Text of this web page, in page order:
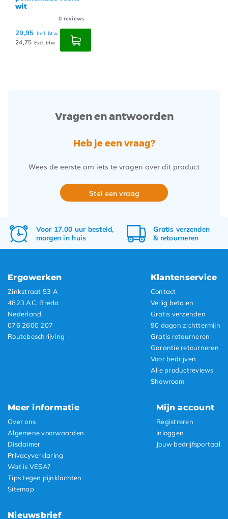
wit
0 reviews
29,95 Incl. btw
24,75 Excl. btw
Vragen en antwoorden
Heb je een vraag?
Wees de eerste om iets te vragen over dit product
Stel een vraag
Voor 17.00 uur besteld,
morgen in huis
Gratis verzenden
& retourneren
Ergowerken
Zinkstraat 53 A
4823 AC, Breda
Nederland
076 2600 207
Routebeschrijving
Klantenservice
Contact
Veilig betalen
Gratis verzenden
90 dagen zichttermijn
Gratis retourneren
Garantie retourneren
Voor bedrijven
Alle productreviews
Showroom
Meer informatie
Over ons
Algemene voorwaarden
Disclaimer
Privacyverklaring
Wat is VESA?
Tips tegen pijnklachten
Sitemap
Mijn account
Registreren
Inloggen
Jouw bedrijfsportaal
Nieuwsbrief